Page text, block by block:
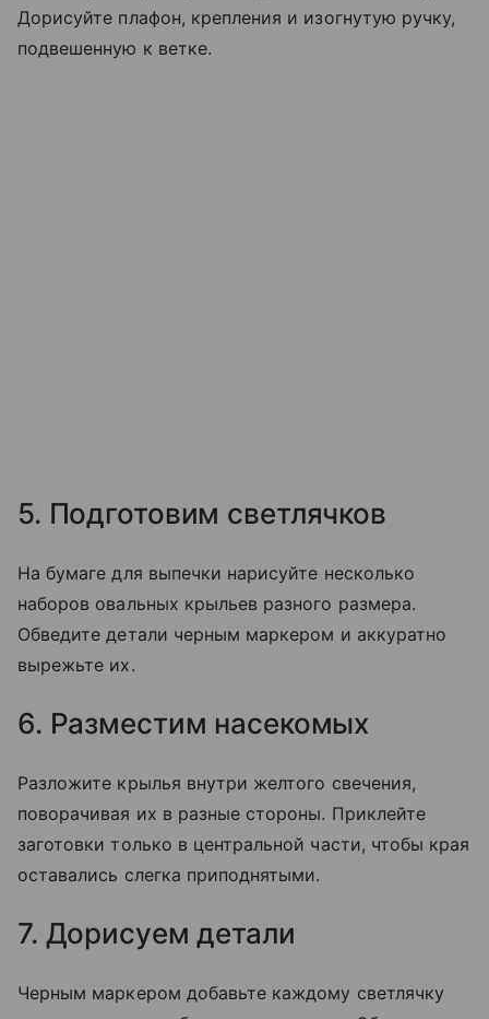
Дорисуйте плафон, крепления и изогнутую ручку,
подвешенную к ветке.
5. Подготовим светлячков
На бумаге для выпечки нарисуйте несколько
наборов овальных крыльев разного размера.
Обведите детали черным маркером и аккуратно
вырежьте их.
6. Разместим насекомых
Разложите крылья внутри желтого свечения,
поворачивая их в разные стороны. Приклейте
заготовки только в центральной части, чтобы края
оставались слегка приподнятыми.
7. Дорисуем детали
Черным маркером добавьте каждому светлячку